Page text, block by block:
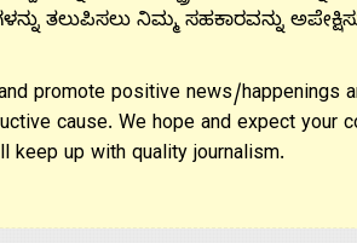
ತಲುಪಿಸಲು ನಿಮ್ಮ ಸಹಕಾರವನ್ನು
promote positive news/happenings
cause. We hope and expect your
keep up with quality journalism.